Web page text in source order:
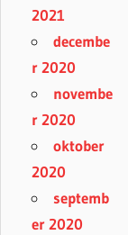
2021
decembe
r 2020
novembe
r 2020
oktober
2020
septemb
er 2020